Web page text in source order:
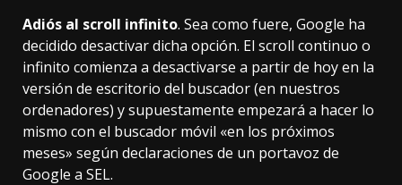
Adiós al scroll infinito. Sea como fuere, Google ha
decidido desactivar dicha opción. El scroll continuo o
infinito comienza a desactivarse a partir de hoy en la
versión de escritorio del buscador (en nuestros
ordenadores) y supuestamente empezará a hacer lo
mismo con el buscador móvil «en los próximos
meses» según declaraciones de un portavoz de
Google a SEL.